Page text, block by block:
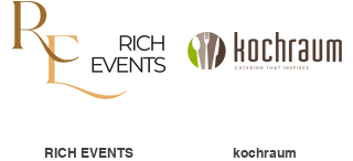
RICH EVENTS kochraum